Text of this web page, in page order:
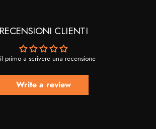
RECENSIONI CLIENTI
primo a scrivere una recensione
Write a review